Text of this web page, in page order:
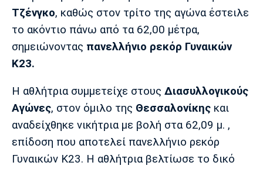
Πολιτισμός
Τραγούδια
Cine Spot
Running
Media
Παρασκήνιο
Πρόγραμμα TV
Ιωνικός Κηφισιά Πανσερραϊκός
Μπαρτσελόνα
Ρεάλ
Μαδρίτης
Ατλέτικο
Μαδρίτης
Τζένγκο, καθώς στον τρίτο της αγώνα έστειλε
το ακόντιο πάνω από τα 62,00 μέτρα,
σημειώνοντας πανελλήνιο ρεκόρ Γυναικών
Κ23.
Η αθλήτρια συμμετείχε στους Διασυλλογικούς
Αγώνες, στον όμιλο της Θεσσαλονίκης και
αναδείχθηκε νικήτρια με βολή στα 62,09 μ. ,
επίδοση που αποτελεί πανελλήνιο ρεκόρ
Γυναικών Κ23. Η αθλήτρια βελτίωσε το δικό